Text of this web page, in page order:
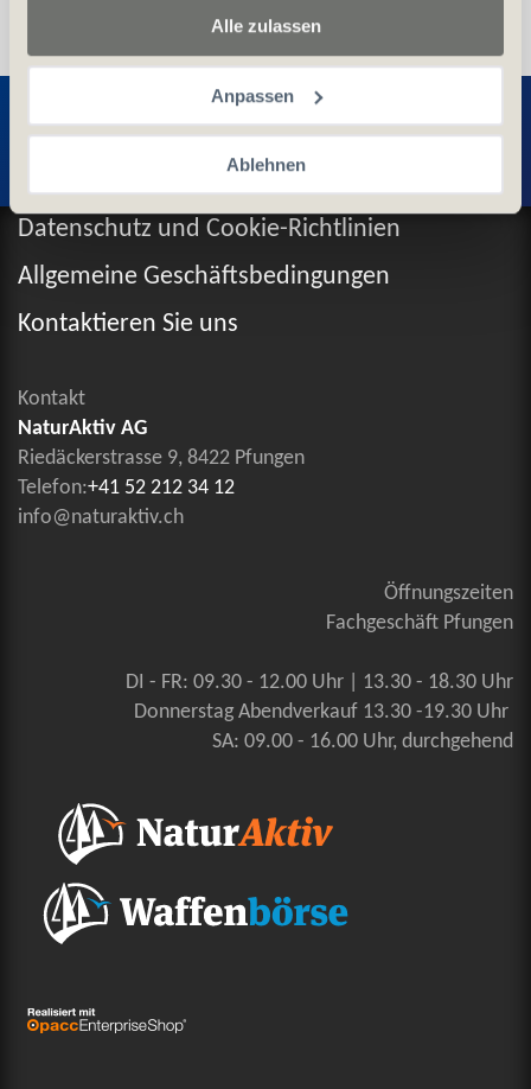
Alle zulassen
Anpassen
Ablehnen
Entdecken Sie weitere Produkte
Datenschutz und Cookie-Richtlinien
Allgemeine Geschäftsbedingungen
Kontaktieren Sie uns
Kontakt
NaturAktiv AG
Riedäckerstrasse 9, 8422 Pfungen
Telefon:+41 52 212 34 12
info@naturaktiv.ch
Öffnungszeiten
Fachgeschäft Pfungen
DI - FR: 09.30 - 12.00 Uhr | 13.30 - 18.30 Uhr
Donnerstag Abendverkauf 13.30 -19.30 Uhr
SA: 09.00 - 16.00 Uhr, durchgehend